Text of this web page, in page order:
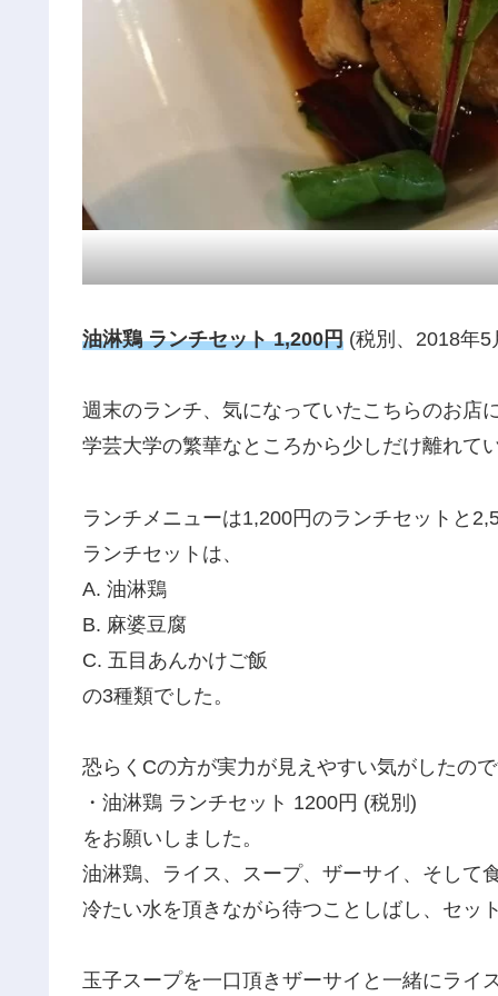
油淋鶏 ランチセット 1,200円 (税別、2018年5
週末のランチ、気になっていたこちらのお店
学芸大学の繁華なところから少しだけ離れて
ランチメニューは1,200円のランチセットと
ランチセットは、
A. 油淋鶏
B. 麻婆豆腐
C. 五目あんかけご飯
の3種類でした。
恐らくCの方が実力が見えやすい気がしたの
・油淋鶏 ランチセット 1200円 (税別)
をお願いしました。
油淋鶏、ライス、スープ、ザーサイ、そして
冷たい水を頂きながら待つことしばし、セッ
玉子スープを一口頂きザーサイと一緒にライ